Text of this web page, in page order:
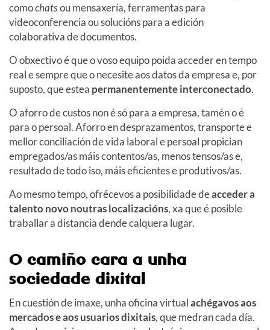
comochatsou mensaxería, ferramentas para
videoconferencia ou solucións para a edición
colaborativa de documentos.
O obxectivo é que o voso equipo poida acceder en tempo
real e sempre que o necesite aos datos da empresa e, por
suposto, que estea permanentemente interconectado.
O aforro de custos non é só para a empresa, tamén o é
para o persoal. Aforro en desprazamentos, transporte e
mellor conciliación de vida laboral e persoal propician
empregados/as máis contentos/as, menos tensos/as e,
resultado de todo iso, máis eficientes e produtivos/as.
Ao mesmo tempo, ofrécevos a posibilidade deacceder a
talento novo noutras localizacións, xa que é posible
traballar a distancia dende calquera lugar.
O camiño cara a unha
sociedade dixital
En cuestión de imaxe, unha oficina virtualachégavos aos
mercados e aos usuarios dixitais, que medran cada día.